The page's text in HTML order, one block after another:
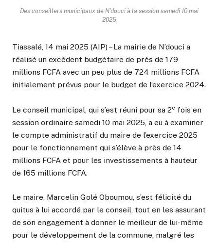
Des conseillers municipaux de N'douci à la session samedi 10 mai
2025
Tiassalé, 14 mai 2025 (AIP) – La mairie de N’douci a
réalisé un excédent budgétaire de près de 179
millions FCFA avec un peu plus de 724 millions FCFA
initialement prévus pour le budget de l’exercice 2024.
Le conseil municipal, qui s’est réuni pour sa 2e fois en
session ordinaire samedi 10 mai 2025, a eu à examiner
le compte administratif du maire de l’exercice 2025
pour le fonctionnement qui s’élève à près de 14
millions FCFA et pour les investissements à hauteur
de 165 millions FCFA.
Le maire, Marcelin Golé Oboumou, s’est félicité du
quitus à lui accordé par le conseil, tout en les assurant
de son engagement à donner le meilleur de lui-même
pour le développement de la commune, malgré les